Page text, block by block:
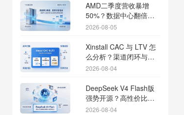
AMD二季度营收暴增
50%？数据中心翻倍增
长驱动跨端分发新底座
2026-08-05
Xinstall CAC 与 LTV 怎
么分析？渠道闭环与投
放回报解析
2026-08-04
DeepSeek V4 Flash版
强势开源？高性价比基
座模型重塑长尾应用全
2026-08-04